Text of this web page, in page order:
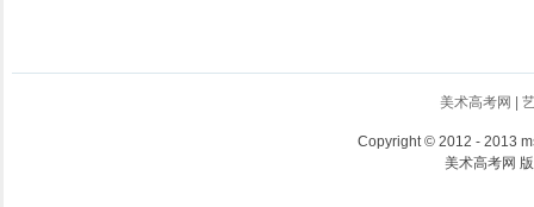
美术高考网
Copyright©2012 - 2013
美术高考网